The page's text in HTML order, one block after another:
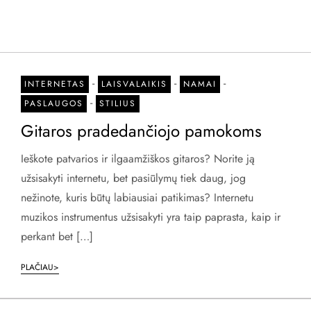
INTERNETAS - LAISVALAIKIS - NAMAI -
PASLAUGOS - STILIUS
Gitaros pradedančiojo pamokoms
Ieškote patvarios ir ilgaamžiškos gitaros? Norite ją
užsisakyti internetu, bet pasiūlymų tiek daug, jog
nežinote, kuris būtų labiausiai patikimas? Internetu
muzikos instrumentus užsisakyti yra taip paprasta, kaip ir
perkant bet […]
PLAČIAU>